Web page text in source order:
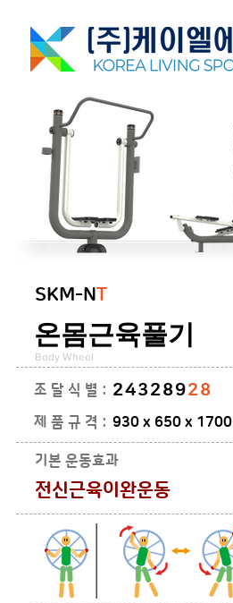
온몸근육풀기
Body Wheel
SKM-NT
조 달 식 별 : 24328928
제 품 규 격 : 930 x 650 x 1700
기본 운동효과
​전신근육이완운동